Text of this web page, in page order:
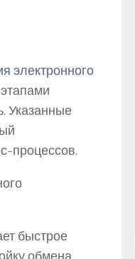
электронного
Указанные
процессов.
быстрое